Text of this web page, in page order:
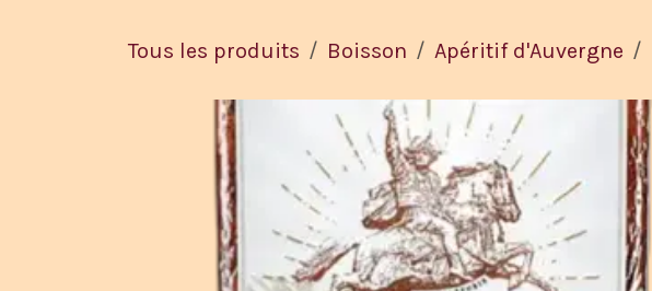
Tous les produits Boisson Apéritif d'Auvergne